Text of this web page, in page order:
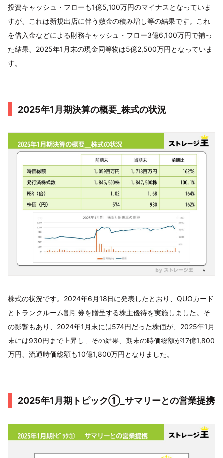
投資キャッシュ・フローも1億5,100万円のマイナスとなっていま
すが、これは新規出店に伴う敷金の積み増し等の結果です。これ
を借入金などによる財務キャッシュ・フロー3億6,100万円で補っ
た結果、2025年1月末の現金同等物は5億2,500万円となっていま
す。
2025年1月期決算の概要_株式の状況
株式の状況です。2024年6月18日に発表したとおり、QUOカード
とトランクルーム割引券を贈呈する株主優待を実施しました。そ
の影響もあり、2024年1月末には574円だった株価が、2025年1月
末には930円まで上昇し、その結果、期末の時価総額が17億1,800
万円、流通時価総額も10億1,800万円となりました。
2025年1月期トピック①_サマリーとの営業提携